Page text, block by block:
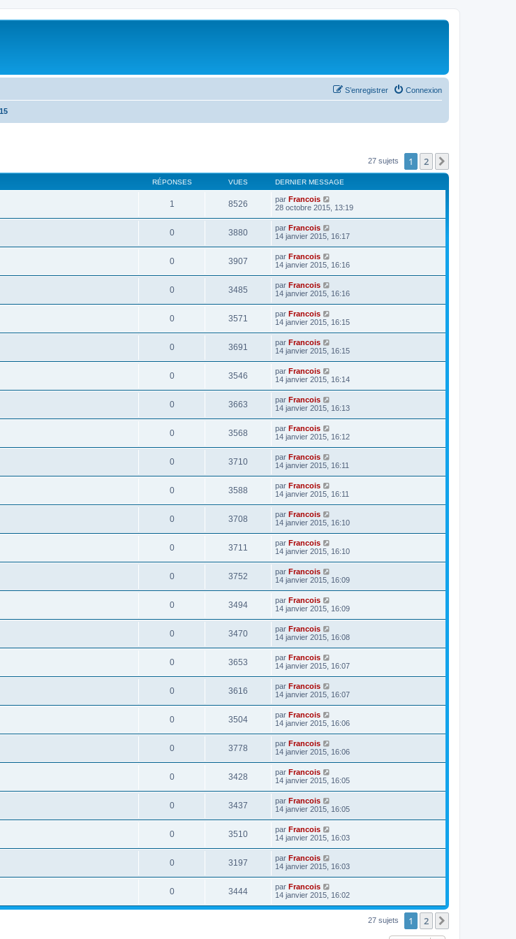
Connexion
S’enregistrer
27 sujets 1 2
RÉPONSES VUES DERNIER MESSAGE
1 8526 par Francois
28 octobre 2015, 13:19
0 3880 par Francois
14 janvier 2015, 16:17
0 3907 par Francois
14 janvier 2015, 16:16
0 3485 par Francois
14 janvier 2015, 16:16
0 3571 par Francois
14 janvier 2015, 16:15
0 3691 par Francois
14 janvier 2015, 16:15
0 3546 par Francois
14 janvier 2015, 16:14
0 3663 par Francois
14 janvier 2015, 16:13
0 3568 par Francois
14 janvier 2015, 16:12
0 3710 par Francois
14 janvier 2015, 16:11
0 3588 par Francois
14 janvier 2015, 16:11
0 3708 par Francois
14 janvier 2015, 16:10
0 3711 par Francois
14 janvier 2015, 16:10
0 3752 par Francois
14 janvier 2015, 16:09
0 3494 par Francois
14 janvier 2015, 16:09
0 3470 par Francois
14 janvier 2015, 16:08
0 3653 par Francois
14 janvier 2015, 16:07
0 3616 par Francois
14 janvier 2015, 16:07
0 3504 par Francois
14 janvier 2015, 16:06
0 3778 par Francois
14 janvier 2015, 16:06
0 3428 par Francois
14 janvier 2015, 16:05
0 3437 par Francois
14 janvier 2015, 16:05
0 3510 par Francois
14 janvier 2015, 16:03
0 3197 par Francois
14 janvier 2015, 16:03
0 3444 par Francois
14 janvier 2015, 16:02
27 sujets 1 2